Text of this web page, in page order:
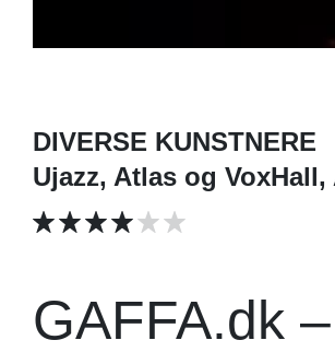
DIVERSE KUNSTNERE
Ujazz, Atlas og VoxHall,
GAFFA.dk